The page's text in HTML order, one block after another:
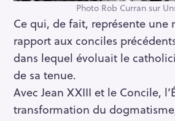
Photo Rob Curran sur
Ce qui, de fait, représente une
rapport aux conciles
dans lequel évoluait le
de sa tenue.
Avec Jean XXIII et le Concile,
transformation du